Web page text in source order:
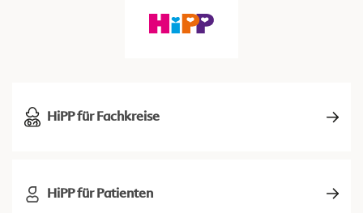
HiPP für Fachkreise
HiPP für Patienten